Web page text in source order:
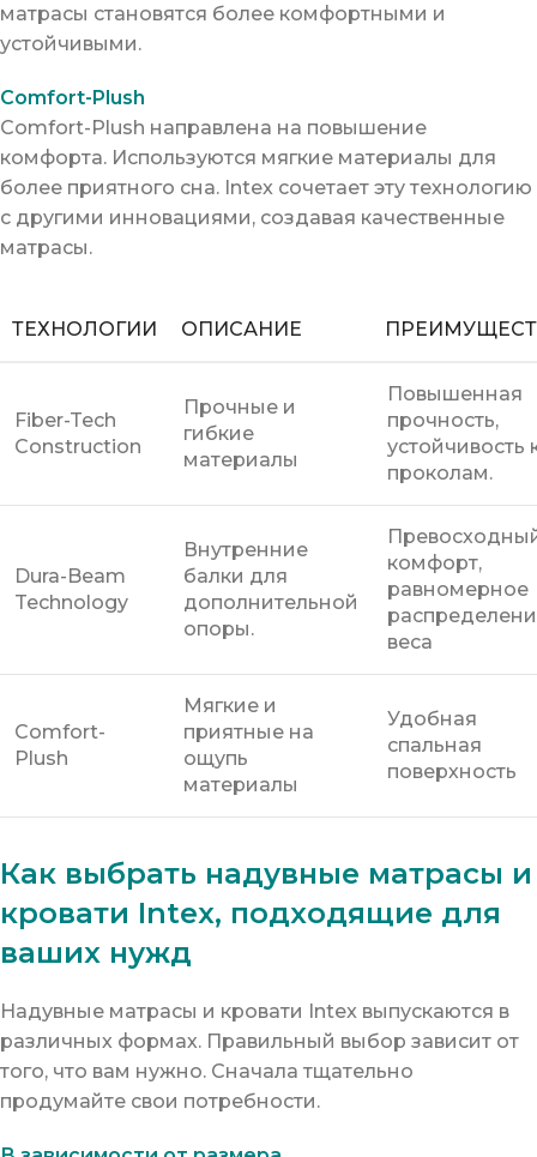
матрасы становятся более комфортными и
устойчивыми.
Comfort-Plush
Comfort-Plush направлена на повышение
комфорта. Используются мягкие материалы для
более приятного сна. Intex сочетает эту технологию
с другими инновациями, создавая качественные
матрасы.
ТЕХНОЛОГИИ ОПИСАНИЕ
Fiber-Tech
Construction
Прочные и
гибкие
материалы
Повышенная
прочность,
устойчивость
проколам.
Dura-Beam
Technology
Внутренние
балки для
дополнительной
опоры.
комфорт,
равномерное
веса
Comfort-
Plush
Мягкие и
приятные на
ощупь
материалы
Удобная
спальная
поверхность
Как выбрать надувные матрасы и
кровати Intex, подходящие для
ваших нужд
Надувные матрасы и кровати Intex выпускаются в
различных формах. Правильный выбор зависит от
того, что вам нужно. Сначала тщательно
продумайте свои потребности.